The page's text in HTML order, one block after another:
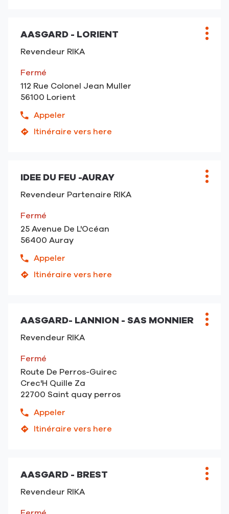
du
de
vente
AASGARD
-
Vannes
AASGARD
-
Point
de
vente
:
AASGARD - LORIENT
Revendeur RIKA
Fermé
112 Rue Colonel Jean Muller
56100 Lorient
Appeler
Afficher
le
du
de
vente
AASGARD
-
Lorient
Itinéraire vers here
jusqu'au
AASGARD
-
Plus
Point
de
vente
:
IDEE DU FEU -AURAY
Revendeur Partenaire RIKA
Fermé
25 Avenue De L'Océan
56400 Auray
Appeler
Afficher
le
du
de
vente
IDEE
DU
FEU
-
Auray
Itinéraire vers here
jusqu'au
IDEE
DU
-
Auray
Plus
Point
de
vente
:
AASGARD- LANNION - SAS MONNIER
Revendeur RIKA
Fermé
Route De Perros-Guirec
Crec'H Quille Za
22700 Saint quay perros
Appeler
Afficher
le
du
de
vente
Itinéraire vers here
jusqu'au
AASGARD-
Lannion
Plus
Point
de
vente
:
AASGARD - BREST
Revendeur RIKA
Plus